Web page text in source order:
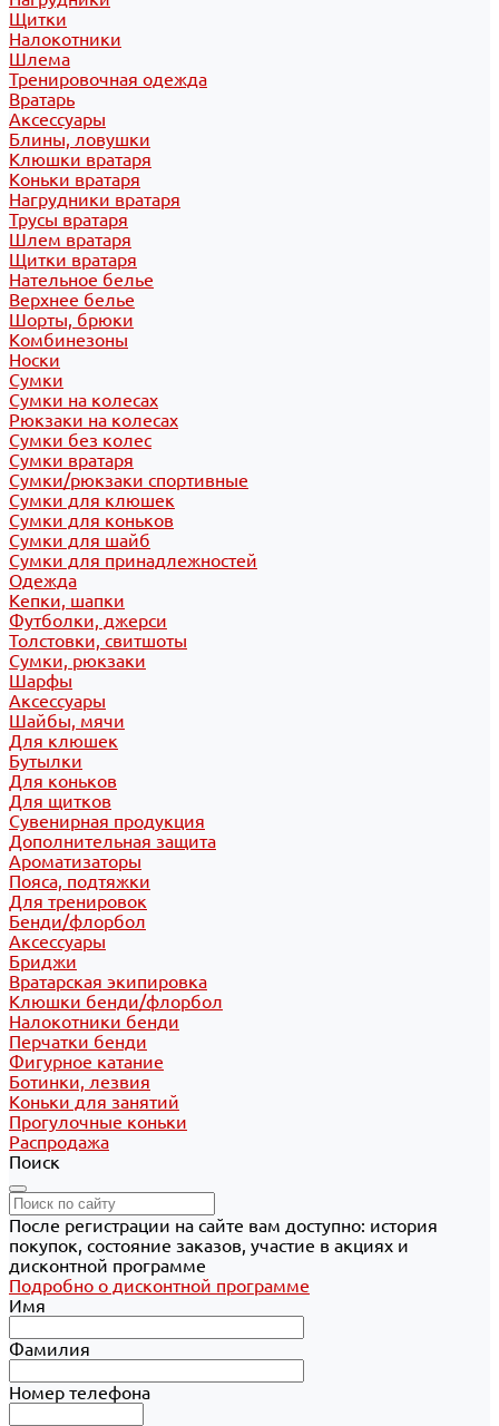
Щитки
Налокотники
Шлема
Тренировочная одежда
Вратарь
Аксессуары
Блины, ловушки
Клюшки вратаря
Коньки вратаря
Нагрудники вратаря
Трусы вратаря
Шлем вратаря
Щитки вратаря
Нательное белье
Верхнее белье
Шорты, брюки
Комбинезоны
Носки
Сумки
Сумки на колесах
Рюкзаки на колесах
Сумки без колес
Сумки вратаря
Сумки/рюкзаки спортивные
Сумки для клюшек
Сумки для коньков
Сумки для шайб
Сумки для принадлежностей
Одежда
Кепки, шапки
Футболки, джерси
Толстовки, свитшоты
Сумки, рюкзаки
Шарфы
Аксессуары
Шайбы, мячи
Для клюшек
Бутылки
Для коньков
Для щитков
Сувенирная продукция
Дополнительная защита
Ароматизаторы
Пояса, подтяжки
Для тренировок
Бенди/флорбол
Аксессуары
Бриджи
Вратарская экипировка
Клюшки бенди/флорбол
Налокотники бенди
Перчатки бенди
Фигурное катание
Ботинки, лезвия
Коньки для занятий
Прогулочные коньки
Распродажа
Поиск
После регистрации на сайте вам доступно: история
покупок, состояние заказов, участие в акциях и
дисконтной программе
Подробно о дисконтной программе
Имя
Фамилия
Номер телефона